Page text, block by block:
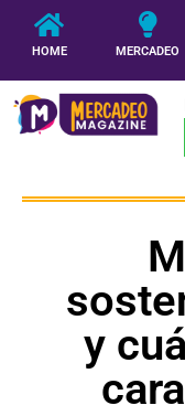
HOME MERCADEO
y